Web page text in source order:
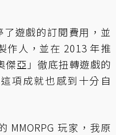
遊戲的訂閱費用，並
作人，並在 2013 年推
傑亞」徹底扭轉遊戲的
項成就也感到十分自
MMORPG 玩家，我原